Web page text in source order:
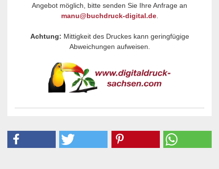
Angebot möglich, bitte senden Sie Ihre Anfrage an
manu@buchdruck-digital.de.
Achtung: Mittigkeit des Druckes kann geringfügige
Abweichungen aufweisen.